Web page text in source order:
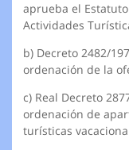
aprueba el
Actividades
b) Decreto 2482/
ordenación de la
c) Real Decreto
ordenación de
turísticas